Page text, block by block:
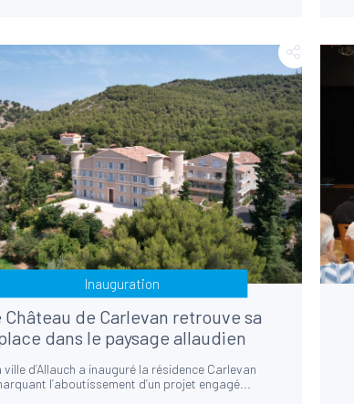
Inauguration
Château de Carlevan retrouve sa
dans le paysage allaudien
ville d’Allauch a inauguré la résidence Carlevan
l’aboutissement d’un projet engagé...